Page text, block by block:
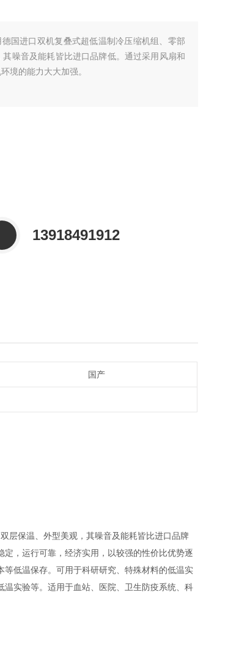
国进口双机复叠式超低温制冷压缩机组、零部
噪音及能耗皆比进口品牌低。通过采用风扇和
境的能力大大加强。
13918491912
国产
层保温、外型美观，其噪音及能耗皆比进口品牌
，运行可靠，经济实用，以较强的性价比优势逐
低温保存。可用于科研研究、特殊材料的低温实
实验等。适用于血站、医院、卫生防疫系统、科